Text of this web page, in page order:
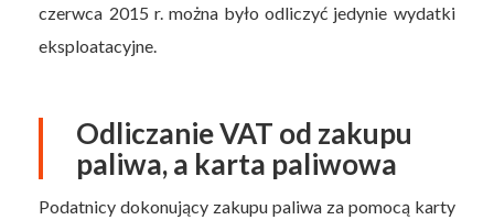
czerwca 2015 r. można było odliczyć jedynie wydatki
eksploatacyjne.
Odliczanie VAT od zakupu
paliwa, a karta paliwowa
Podatnicy dokonujący zakupu paliwa za pomocą karty